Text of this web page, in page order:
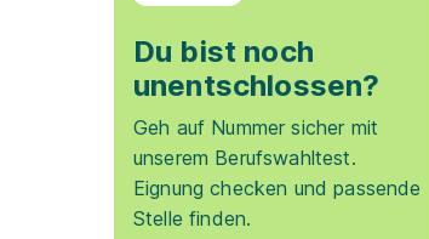
Du bist noch
unentschlossen?
Geh auf Nummer sicher mit
unserem Berufswahltest.
Eignung checken und passende
Stelle finden.